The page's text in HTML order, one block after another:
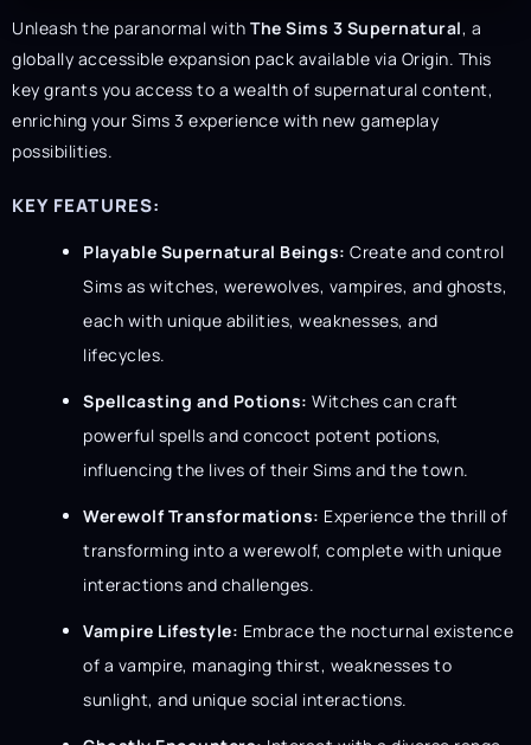
Unleash the paranormal with The Sims 3 Supernatural, a
globally accessible expansion pack available via Origin. This
key grants you access to a wealth of supernatural content,
enriching your Sims 3 experience with new gameplay
possibilities.
KEY FEATURES:
Playable Supernatural Beings: Create and control
Sims as witches, werewolves, vampires, and ghosts,
each with unique abilities, weaknesses, and
lifecycles.
Spellcasting and Potions: Witches can craft
powerful spells and concoct potent potions,
influencing the lives of their Sims and the town.
Werewolf Transformations: Experience the thrill of
transforming into a werewolf, complete with unique
interactions and challenges.
Vampire Lifestyle: Embrace the nocturnal existence
of a vampire, managing thirst, weaknesses to
sunlight, and unique social interactions.